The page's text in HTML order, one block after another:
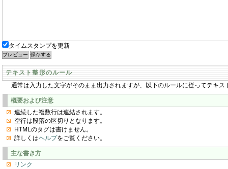
タイムスタンプを更新
テキスト整形のルール
通常は入力した文字がそのまま出力されますが、以下のルールに従ってテキス
概要および注意
連続した複数行は連結されます。
空行は段落の区切りとなります。
HTMLのタグは書けません。
詳しくはヘルプをご覧ください。
主な書き方
リンク